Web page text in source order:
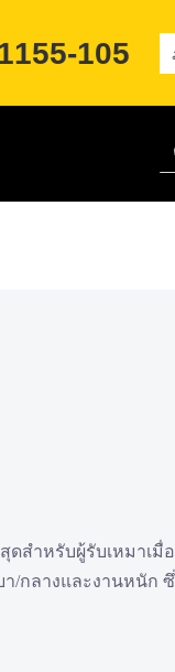
105
ดสำหรับผู้รับเหมาเ
/กลางและงานหนัก